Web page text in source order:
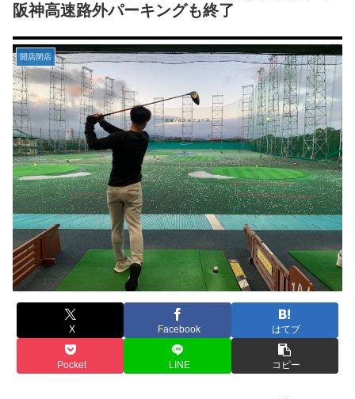
阪神高速路外パーキングも終了
開店閉店
X Facebook はてブ
Pocket LINE コピー